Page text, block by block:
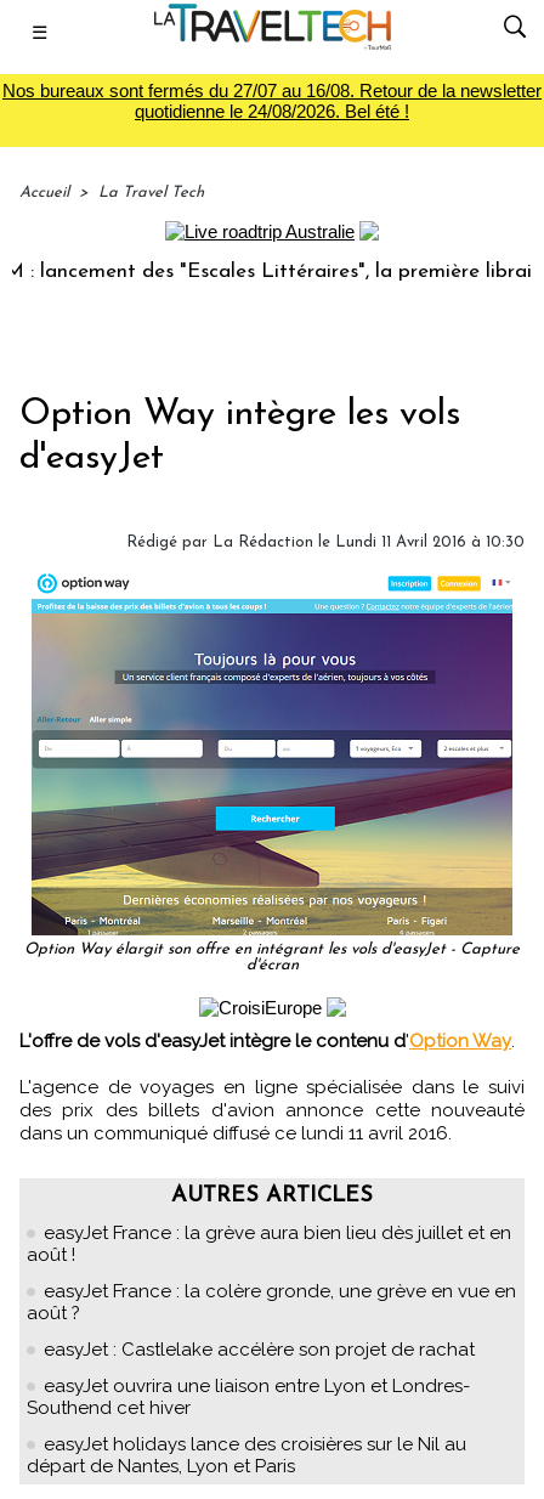
☰
Nos bureaux sont fermés du 27/07 au 16/08. Retour de la newsletter
quotidienne le 24/08/2026. Bel été !
Accueil > La Travel Tech
des "Escales Littéraires", la première librairie du
Option Way intègre les vols
d'easyJet
Rédigé par La Rédaction le Lundi 11 Avril 2016 à 10:30
Option Way élargit son offre en intégrant les vols d'easyJet - Capture
d'écran
L'offre de vols d'easyJet intègre le contenu d'Option Way.
L'agence de voyages en ligne spécialisée dans le suivi
des prix des billets d'avion annonce cette nouveauté
dans un communiqué diffusé ce lundi 11 avril 2016.
AUTRES ARTICLES
easyJet France : la grève aura bien lieu dès juillet et en
août !
easyJet France : la colère gronde, une grève en vue en
août ?
easyJet : Castlelake accélère son projet de rachat
easyJet ouvrira une liaison entre Lyon et Londres-
Southend cet hiver
easyJet holidays lance des croisières sur le Nil au
départ de Nantes, Lyon et Paris